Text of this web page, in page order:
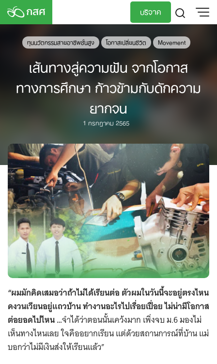
Skip
บริจาค
TH
ทุนนวัตกรรมสายอาชีพชั้นสูง โอกาสเปลี่ยนชีวิต Movement
เส้นทางสู่ความฝัน จากโอกาส
ทางการศึกษา ก้าวข้ามกับดักความ
ยากจน
1 กรกฎาคม 2565
“ผมมักคิดเสมอว่าถ้าไม่ได้เรียนต่อ ตัวผมในวันนี้จะอยู่ตรงไหน
คงวนเวียนอยู่แถวบ้าน ทำงานอะไรไปเรื่อยเปื่อย ไม่น่ามีโอกาส
ต่อยอดไปไหน …จำได้ว่าตอนนั้นเคว้งมาก เพิ่งจบ ม.6 มองไม่
เห็นทางไหนเลย ใจคืออยากเรียน แต่ด้วยสถานการณ์ที่บ้าน แม่
บอกว่าไม่มีเงินส่งให้เรียนแล้ว”